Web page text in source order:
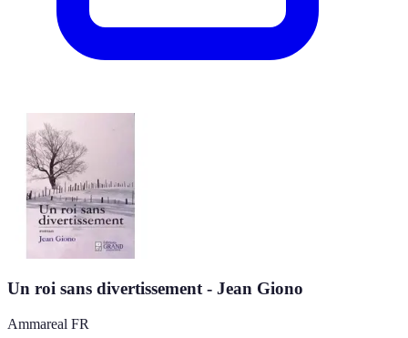
Un roi sans divertissement - Jean Giono
Ammareal FR